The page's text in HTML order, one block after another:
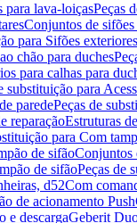
para lava-loiçasPeças
Conjuntos de
para Sifões exteriores
chão para duches
para calhas para
substituição para
paredePeças de
reparaçãoEstruturas
para Com
de sifãoConjuntos
de sifãoPeças de
d52Com
de acionamento
e descargaGeberit